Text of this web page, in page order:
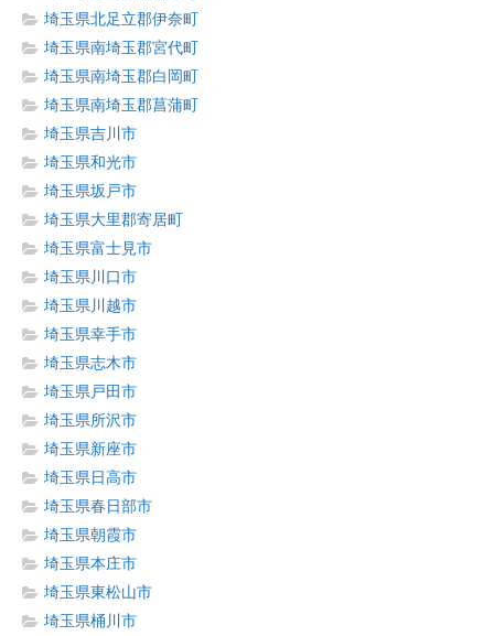
埼玉県北足立郡伊奈町
埼玉県南埼玉郡宮代町
埼玉県南埼玉郡白岡町
埼玉県南埼玉郡菖蒲町
埼玉県吉川市
埼玉県和光市
埼玉県坂戸市
埼玉県大里郡寄居町
埼玉県富士見市
埼玉県川口市
埼玉県川越市
埼玉県幸手市
埼玉県志木市
埼玉県戸田市
埼玉県所沢市
埼玉県新座市
埼玉県日高市
埼玉県春日部市
埼玉県朝霞市
埼玉県本庄市
埼玉県東松山市
埼玉県桶川市